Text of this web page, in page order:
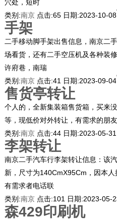
穴处，短时
类别:南京 点击:65 日期:2023-10-08
手架
二手移动脚手架出售信息，南京二
场看货，还有二手空压机及各种装
许府巷，南瑞
类别:南京 点击:41 日期:2023-09-04
售货亭转让
个人的，全新集装箱售货箱，买来
等，现低价对外转让，有需求的朋友
类别:南京 点击:44 日期:2023-05-31
李架转让
南京二手汽车行李架转让信息：该
新，尺寸为140CmX95Cm，因本人
有需求者电话联
类别:南京 点击:101 日期:2023-05-
森429印刷机